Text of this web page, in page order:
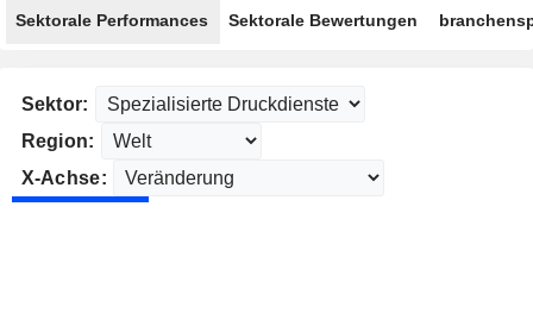
Sektorale Performances Sektorale Bewertungen
Sektor:
Region:
X-Achse: